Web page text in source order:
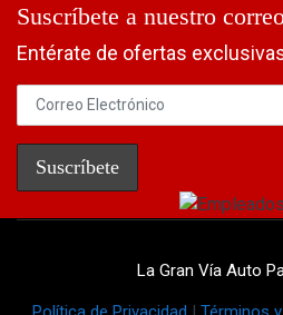
Suscríbete a nuestro
Entérate de ofertas
La Gran Vía Auto